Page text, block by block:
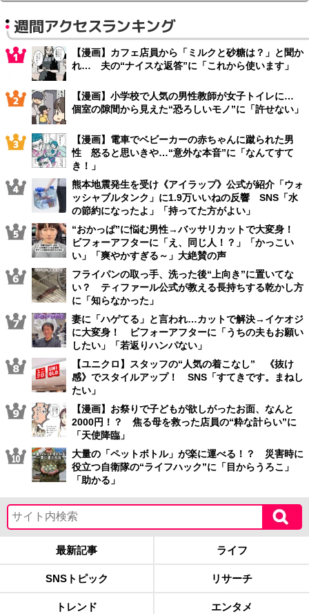
週間アクセスランキング
【漫画】カフェ店員から「ミルクと砂糖は？」と聞か
れ… 夫の“ナイスな返答”に「これから使います」
【漫画】小学校で人気の男性教師が女子トイレに…
個室の隙間から見えた“恐ろしいモノ”に「許せない」
【漫画】電車でベビーカーの赤ちゃんに蹴られた男
性 怒ると思いきや…“意外な本音”に「なんてすて
き！」
熊本地震発生を受け《アイラップ》公式が紹介「ウォ
ッシャブルタンク」に1.9万いいねの反響 SNS「水
の節約になったよ」「持ってた方がよい」
“おかっぱ”に悩む男性→バッサリカットで大変身！
ビフォーアフターに「え、同じ人！？」「かっこい
い」「爽やかすぎる～」大絶賛の声
フライパンの取っ手、洗った後“上向き”に置いてな
い？ ティファール公式が教える長持ちする乾かし方
に「知らなかった」
妻に「ハゲてる」と言われ…カットで解決→イケオジ
に大変身！ ビフォーアフターに「うちの夫もお願い
したい」「若返りハンパない」
【ユニクロ】スタッフの“人気の着こなし” 《抜け
感》でスタイルアップ！ SNS「すてきです。まねし
たい」
【漫画】お祭りで子どもが欲しがったお面、なんと
2000円！？ 焦る母を救った店員の“粋な計らい”に
「天使降臨」
大量の「ペットボトル」が楽に運べる！？ 災害時に
役立つ自衛隊の“ライフハック”に「目からうろこ」
「助かる」
最新記事 ライフ
SNSトピック リサーチ
トレンド エンタメ